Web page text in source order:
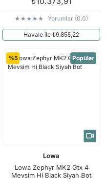
Yorumlar (0.0)
Havale ile ₺9.855,22
%5 Popüler
Lowa
Lowa Zephyr MK2 Gtx 4
Mevsim Hi Black Siyah Bot